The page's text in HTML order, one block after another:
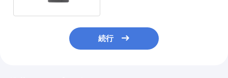
続行